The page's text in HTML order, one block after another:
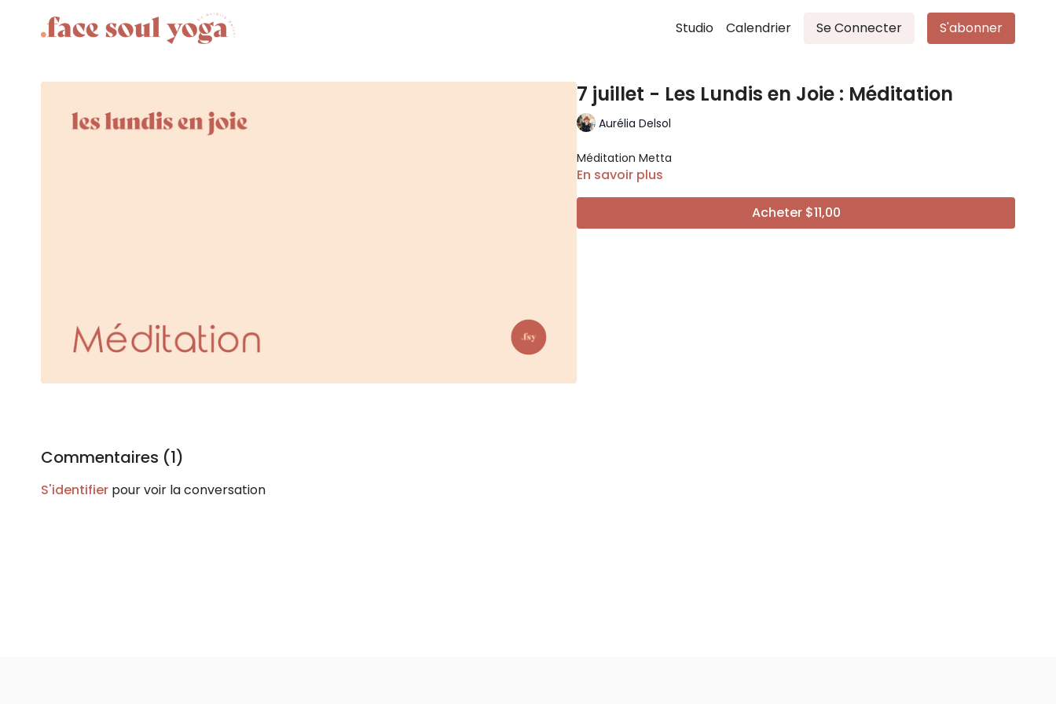
Studio Calendrier Se Connecter S'abonner
7 juillet - Les Lundis en Joie : Méditation
Aurélia Delsol
Méditation Metta
En savoir plus
Acheter $11,00
Commentaires (1)
S'identifier pour voir la conversation